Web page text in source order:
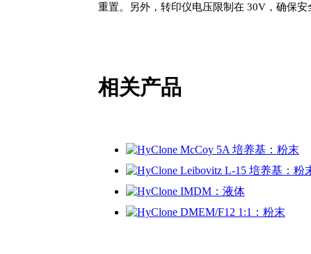
重置。另外，转印仪电压限制在 30V，确保安
相关产品